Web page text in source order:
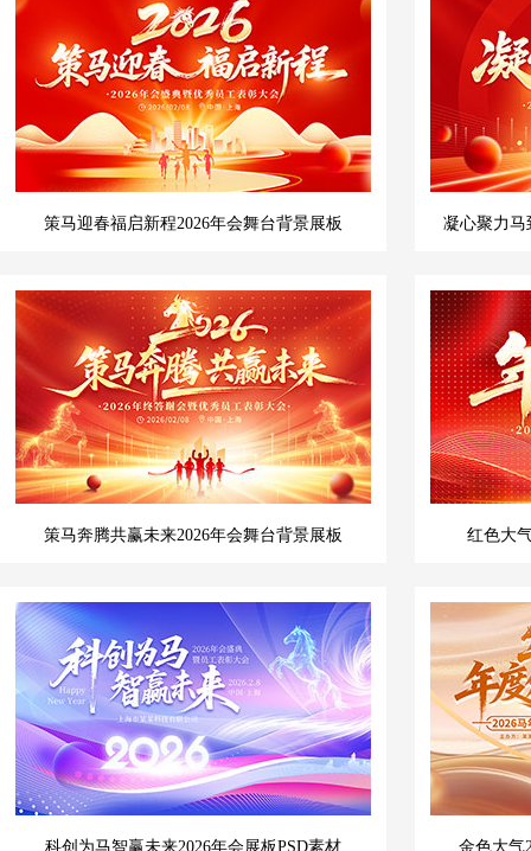
策马迎春福启新程2026年会舞台背景展板 凝心聚力马
策马奔腾共赢未来2026年会舞台背景展板 红色大
科创为马智赢未来2026年会展板PSD素材 金色大气